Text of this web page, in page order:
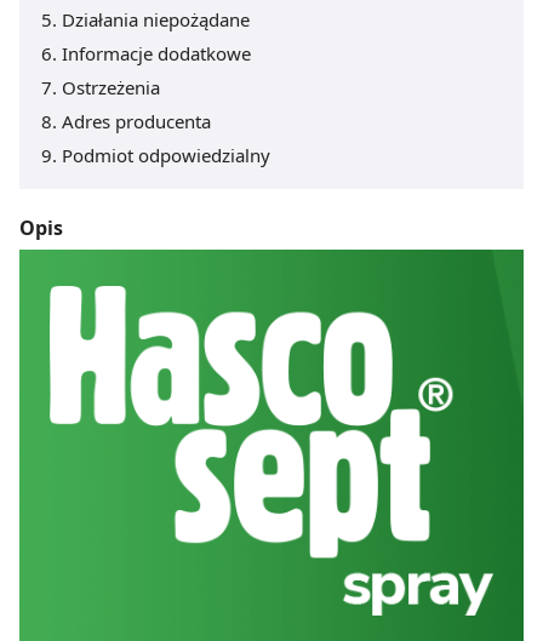
Działania niepożądane
Informacje dodatkowe
Ostrzeżenia
Adres producenta
Podmiot odpowiedzialny
Opis